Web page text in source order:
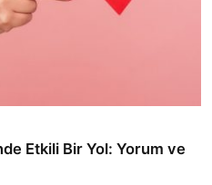
Etkili Bir Yol: Yorum ve